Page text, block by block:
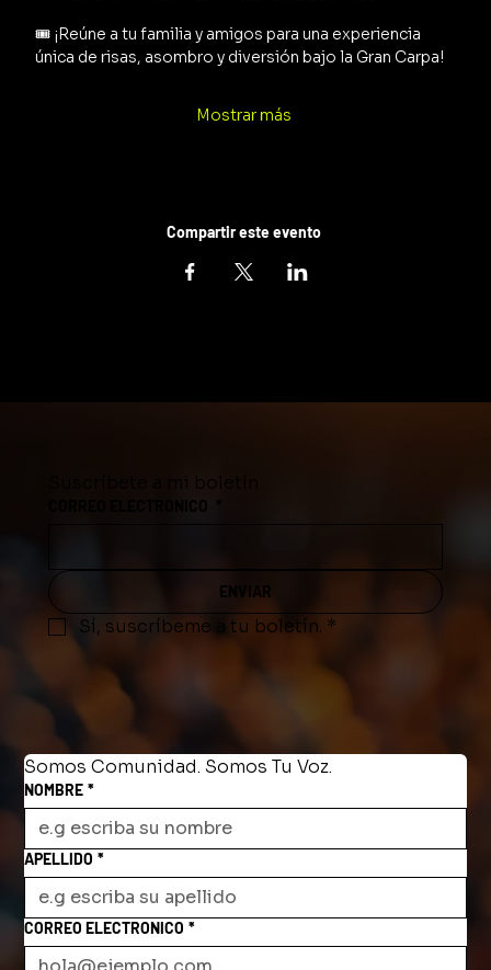
🎟️ ¡Reúne a tu familia y amigos para una experiencia
única de risas, asombro y diversión bajo la Gran Carpa!
Mostrar más
Compartir este evento
Suscríbete a mi boletín
CORREO ELECTRONICO
ENVIAR
Sí, suscríbeme a tu boletín. *
Somos Comunidad. Somos Tu Voz.
NOMBRE *
APELLIDO *
CORREO ELECTRONICO *